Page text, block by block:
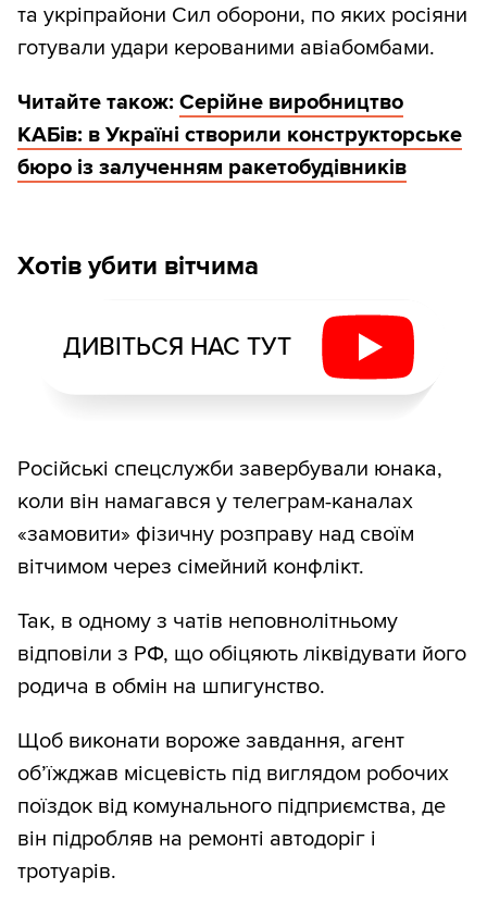
та укріпрайони Сил оборони, по яких росіяни
готували удари керованими авіабомбами.
Читайте також: Серійне виробництво
КАБів: в Україні створили конструкторське
бюро із залученням ракетобудівників
Хотів убити вітчима
ДИВІТЬСЯ НАС ТУТ
Російські спецслужби завербували юнака,
коли він намагався у телеграм-каналах
«замовити» фізичну розправу над своїм
вітчимом через сімейний конфлікт.
Так, в одному з чатів неповнолітньому
відповіли з РФ, що обіцяють ліквідувати його
родича в обмін на шпигунство.
Щоб виконати вороже завдання, агент
об’їжджав місцевість під виглядом робочих
поїздок від комунального підприємства, де
він підробляв на ремонті автодоріг і
тротуарів.